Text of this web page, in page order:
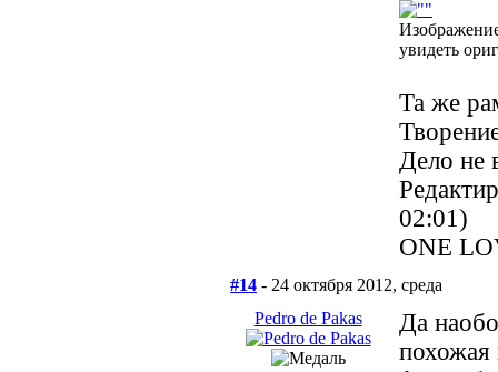
увидеть
Та же
Дело не
02:01)
ONE
#14 - 24 октября 2012, среда
Pedro de Pakas
Да
похожая